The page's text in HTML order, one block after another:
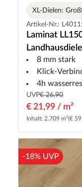
XL-Dielen:
Artikel-Nr.:
Laminat
Landhausdiele
8 mm stark
Klick-
4h
UVP€ 26,90
€ 21,99 / m²
Inhalt: 2.709 m²(€
-18% UVP